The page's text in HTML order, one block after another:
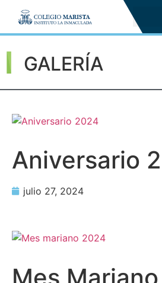
GALERÍA
Aniversario
julio 27, 2024